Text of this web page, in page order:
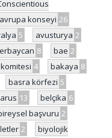
avrupa konseyi 26
5 avusturya 2
8 bae 2
4 bakaya 8
basra körfezi 5
13 belçika 6
başvuru 2
2
biyolojik